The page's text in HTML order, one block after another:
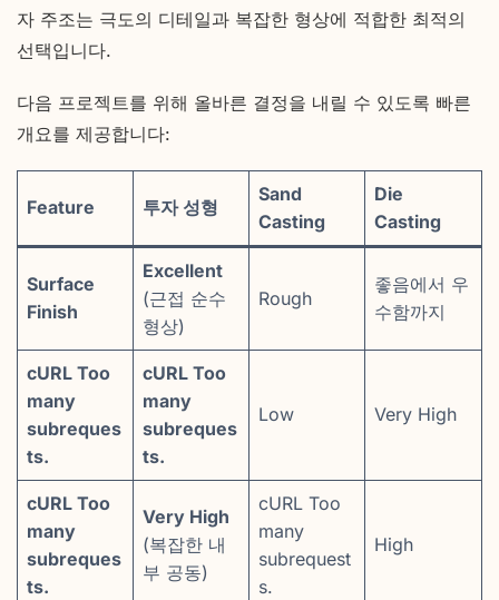
자 주조는 극도의 디테일과 복잡한 형상에 적합한 최적의
선택입니다.
다음 프로젝트를 위해 올바른 결정을 내릴 수 있도록 빠른
개요를 제공합니다:
Feature 투자 성형
Sand
Casting
Die
Casting
Surface
Finish
Excellent
(근접 순수
형상)
Rough
좋음에서 우
수함까지
cURL Too
many
subreques
ts.
cURL Too
many
subreques
ts.
Low Very High
cURL Too
many
subreques
ts.
Very High
(복잡한 내
부 공동)
cURL Too
many
subrequest
s.
High